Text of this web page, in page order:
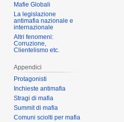
Mafie Globali
La legislazione
antimafia nazionale e
internazionale
Altri fenomeni:
Corruzione,
Clientelismo etc.
Appendici
Protagonisti
Inchieste antimafia
Stragi di mafia
Summit di mafia
Comuni sciolti per mafia